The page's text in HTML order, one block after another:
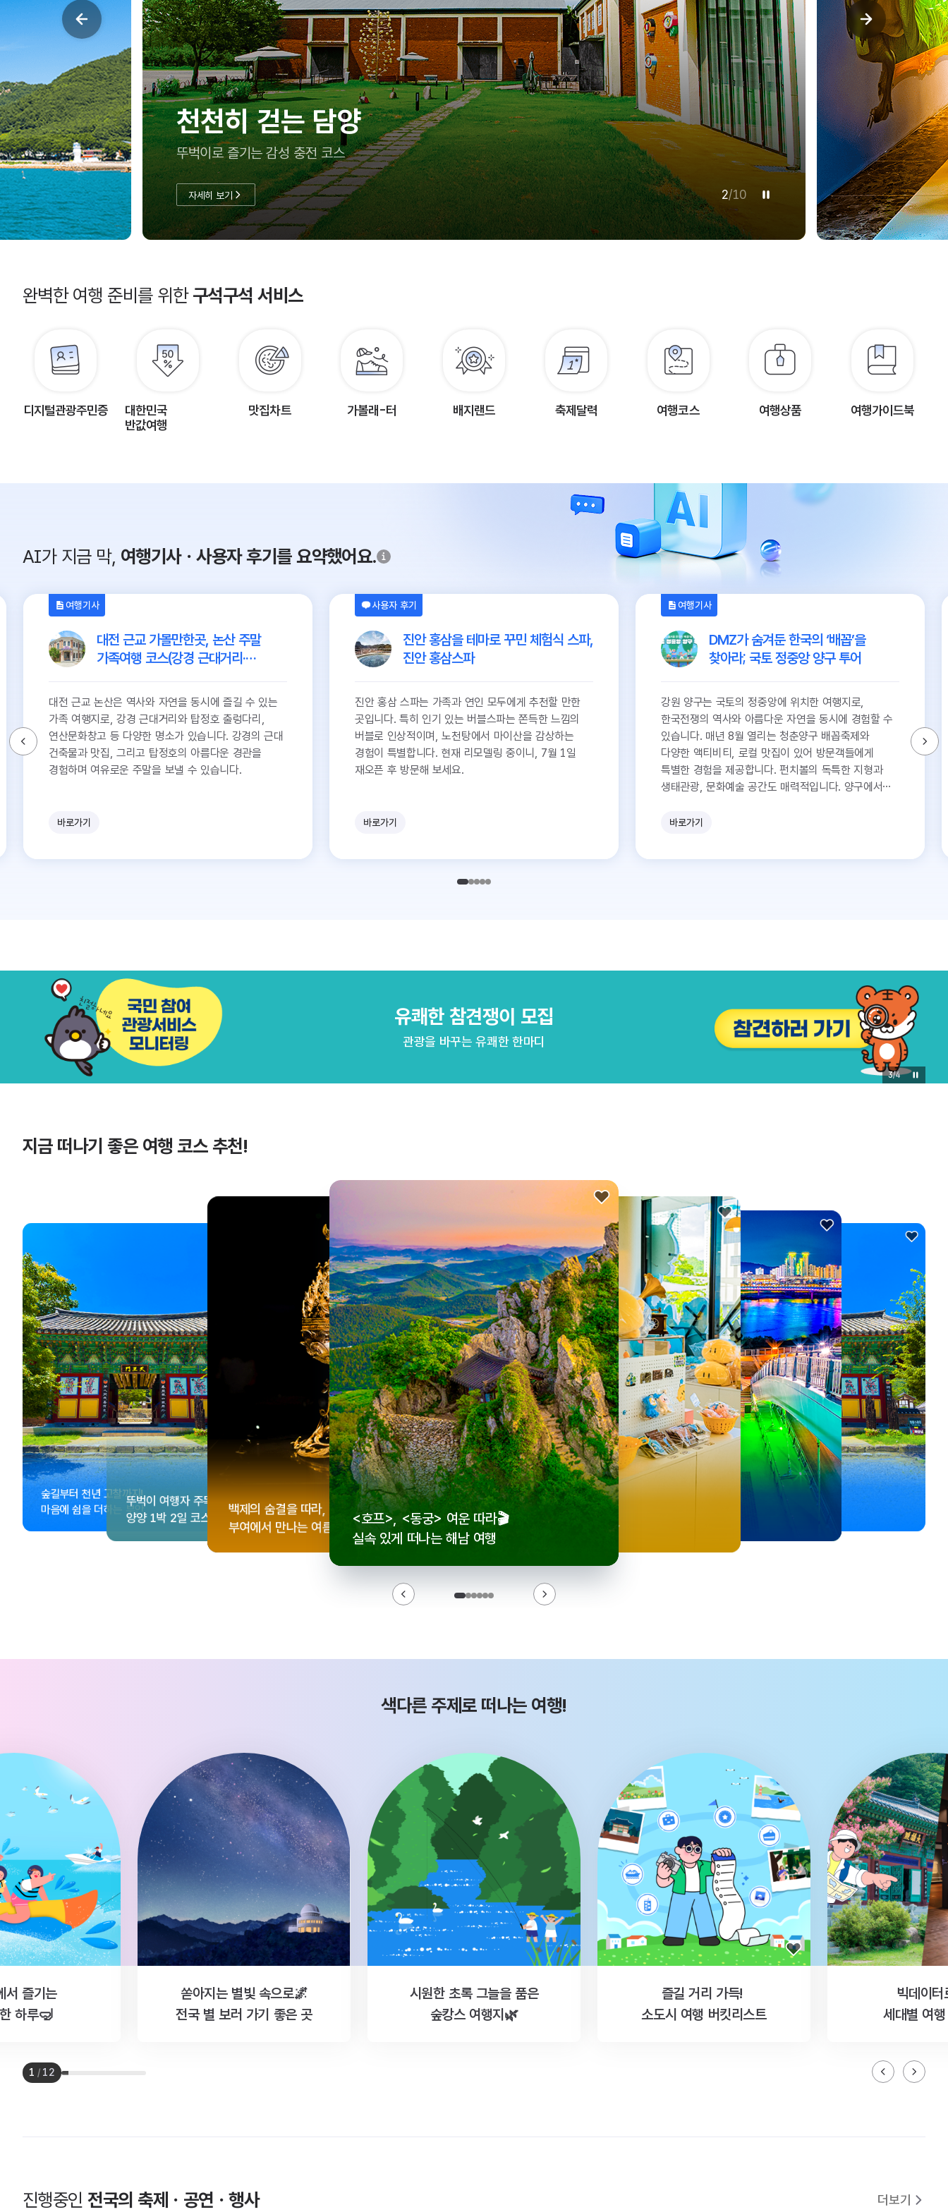
여름방학, 아이랑 어디 가지?
충남투어패스로 실속 있게 즐기는 태안 여행
자세히 보기 3/10
완벽한 여행 준비를 위한구석구석 서비스
디지털관광주민증
대한민국
반값여행
맛집차트 가볼래-터 배지랜드 축제달력 여행코스 여행상품 여행가이드북
AI가 지금 막, 여행기사ㆍ사용자 후기를 요약했어요.
여행기사
대전 근교 가볼만한곳, 논산 주말
가족여행 코스(강경 근대거리·
강경구락부, 근대역사 전시관,
강경해물칼국수, 탑정호 출렁다리,
연산문화창고
대전 근교 논산은 역사와 자연을 동시에 즐길 수 있는
가족 여행지로, 강경 근대거리와 탑정호 출렁다리,
연산문화창고 등 다양한 명소가 있습니다. 강경의 근대
건축물과 맛집, 그리고 탑정호의 아름다운 경관을
경험하며 여유로운 주말을 보낼 수 있습니다.
바로가기
사용자 후기
진안 홍삼을 테마로 꾸민 체험식 스파,
진안 홍삼스파
진안 홍삼 스파는 가족과 연인 모두에게 추천할 만한
곳입니다. 특히 인기 있는 버블스파는 쫀득한 느낌의
버블로 인상적이며, 노천탕에서 마이산을 감상하는
경험이 특별합니다. 현재 리모델링 중이니, 7월 1일
재오픈 후 방문해 보세요.
바로가기
여행기사
DMZ가 숨겨둔 한국의 ‘배꼽’을
찾아라; 국토 정중앙 양구 투어
강원 양구는 국토의 정중앙에 위치한 여행지로,
한국전쟁의 역사와 아름다운 자연을 동시에 경험할 수
있습니다. 매년 8월 열리는 청춘양구 배꼽축제와
다양한 액티비티, 로컬 맛집이 있어 방문객들에게
특별한 경험을 제공합니다. 펀치볼의 독특한 지형과
생태관광, 문화예술 공간도 매력적입니다. 양구에서
바로가기
유쾌한 참견쟁이 모집
관광을 바꾸는 유쾌한 한마디
3/4
지금 떠나기 좋은 여행 코스 추천!
<동궁> 여운 따라🎬
떠나는 해남 여행
수집!
기념품숍 3곳⭐
더 재미있어지는숲길부터 천년 고찰까지!
마음에 쉼을 더하는 부안
뚜벅이 여행자 주목🚶
양양 1박 2일 코스
백제의 숨결을 따라,
부여에서 만나는 여름
<호프>, <동궁> 여운 따라🎬
실속 있게 떠나는 해남 여행
로컬 감성 수집!
전국 로컬 기념품숍 3곳⭐
우리말이 더 재미있어지는숲길부터 천년 고찰까지!뚜벅이 여행자 주목🚶
양양 1박 2일 코스
백제의 숨결을 따라,
부여에서 만나는 여름
<호프>, <동궁> 여운 따라🎬
실속 있게 떠나는 해남 여행
로컬 감성 수집!
전국 로컬 기념품숍 3곳⭐
우리말이 더 재미있어지는
세종 한글 여행
숲길부터 천년 고찰까지!
마음에 쉼을 더하는 부안
뚜벅이 여행자 주목🚶
양양 1박 2일 코스
백제의 숨결을 따라,
부여에서 만나는 여름
색다른 주제로 떠나는 여행!
서 즐기는
하루🤿
쏟아지는 별빛 속으로🌌
전국 별 보러 가기 좋은 곳
시원한 초록 그늘을 품은
숲캉스 여행지🌿
즐길 거리 가득!
소도시 여행 버킷리스트
빅데이터
세대별 여
1 / 12
진행중인전국의 축제ㆍ공연ㆍ행사 더보기